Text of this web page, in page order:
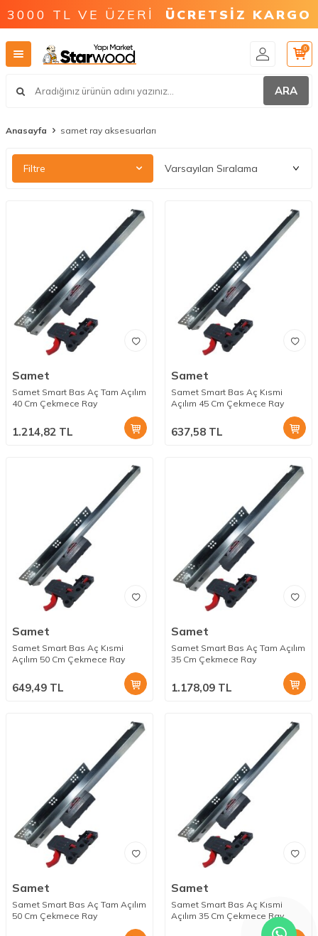
3000 TL VE ÜZERİ ÜCRETSİZ KARGO
ARA
0
Anasayfa samet ray aksesuarları
Filtre
Samet
Samet Smart Bas Aç Tam Açılım
40 Cm Çekmece Ray
1.214,82 TL
Samet
Samet Smart Bas Aç Kısmi
Açılım 45 Cm Çekmece Ray
637,58 TL
Samet
Samet Smart Bas Aç Kısmi
Açılım 50 Cm Çekmece Ray
649,49 TL
Samet
Samet Smart Bas Aç Tam Açılım
35 Cm Çekmece Ray
1.178,09 TL
Samet
Samet Smart Bas Aç Tam Açılım
50 Cm Çekmece Ray
Samet
Samet Smart Bas Aç Kısmi
Açılım 35 Cm Çekmece Ray